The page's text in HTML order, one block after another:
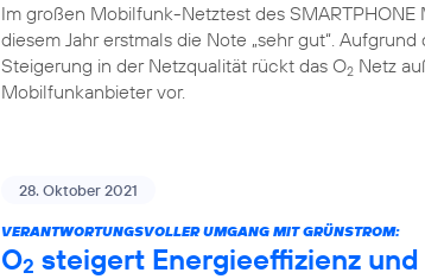
Im großen Mobilfunk-Netztest des SMARTPHONE
diesem Jahr erstmals die Note „sehr gut“.
Steigerung in der Netzqualität rückt das O2 Netz
Mobilfunkanbieter vor.
28. Oktober 2021
VERANTWORTUNGSVOLLER UMGANG MIT GRÜNSTROM:
O2 steigert Energieeffizienz